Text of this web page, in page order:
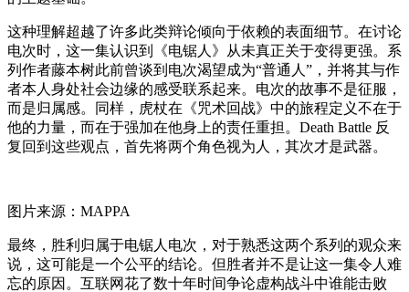
这种理解超越了许多此类辩论倾向于依赖的表面细节。在讨论
电次时，这一集认识到《电锯人》从未真正关于变得更强。系
列作者藤本树此前曾谈到电次渴望成为“普通人”，并将其与作
者本人身处社会边缘的感受联系起来。电次的故事不是征服，
而是归属感。同样，虎杖在《咒术回战》中的旅程定义不在于
他的力量，而在于强加在他身上的责任重担。Death Battle 反
复回到这些观点，首先将两个角色视为人，其次才是武器。
图片来源：MAPPA
最终，胜利归属于电锯人电次，对于熟悉这两个系列的观众来
说，这可能是一个公平的结论。但胜者并不是让这一集令人难
忘的原因。互联网花了数十年时间争论虚构战斗中谁能击败